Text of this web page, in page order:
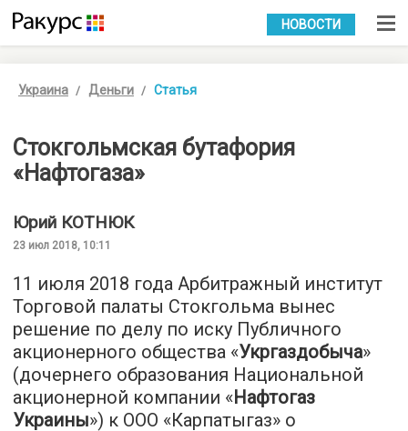
УКР РУС
НОВОСТИ
Украина Деньги Статья
Стокгольмская бутафория
«Нафтогаза»
Юрий КОТНЮК
23 июл 2018, 10:11
11 июля 2018 года Арбитражный институт
Торговой палаты Стокгольма вынес
решение по делу по иску Публичного
акционерного общества «Укргаздобыча»
(дочернего образования Национальной
акционерной компании «Нафтогаз
Украины») к ООО «Карпатыгаз» о